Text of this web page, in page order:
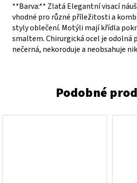
**Barva:** Zlatá Elegantní visací
vhodné pro různé příležitosti a
styly oblečení. Motýli mají křídla
smaltem. Chirurgická ocel je odolná
nečerná, nekoroduje a neobsahuje